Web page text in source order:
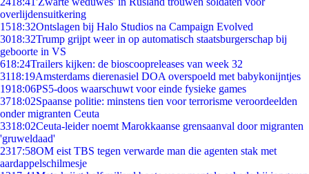
overlijdensuitkering
1518:32Ontslagen bij Halo Studios na Campaign Evolved
3018:32Trump grijpt weer in op automatisch staatsburgerschap bij
geboorte in VS
618:24Trailers kijken: de bioscoopreleases van week 32
3118:19Amsterdams dierenasiel DOA overspoeld met babykonijntjes
1918:06PS5-doos waarschuwt voor einde fysieke games
3718:02Spaanse politie: minstens tien voor terrorisme veroordeelden
onder migranten Ceuta
3318:02Ceuta-leider noemt Marokkaanse grensaanval door migranten
'gruweldaad'
2317:58OM eist TBS tegen verwarde man die agenten stak met
aardappelschilmesje